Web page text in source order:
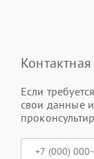
Если
свои данные